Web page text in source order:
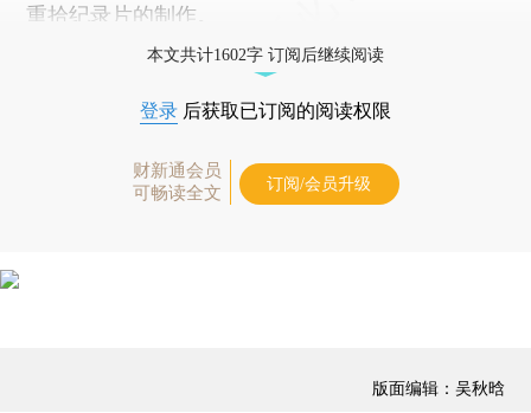
重拾纪录片的制作。
本文共计1602字 订阅后继续阅读
登录 后获取已订阅的阅读权限
财新通会员
可畅读全文
订阅/会员升级
版面编辑：吴秋晗